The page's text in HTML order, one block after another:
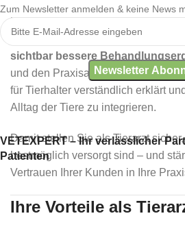
Unsere Produkte sindinnovativ,
einfach in der Anwendung
sichtbar bessere
und den Praxisalltag zu
für Tierhalter verständlich erklärt
Alltag der Tiere zu integrieren.
Damit stellen Sie als Tierarzt
bestmöglich versorgt sind – und
Vertrauen Ihrer Kunden in Ihre
Ihre Vorteile als
Zum Newsletter anmelden & keine News
VETEXPERT – Ihr verlässlicher
Patienten